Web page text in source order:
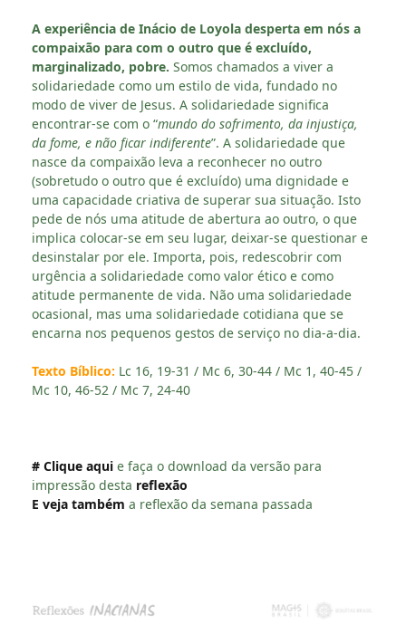
A experiência de Inácio de Loyola desperta em nós a
compaixão para com o outro que é excluído,
marginalizado, pobre. Somos chamados a viver a
solidariedade como um estilo de vida, fundado no
modo de viver de Jesus. A solidariedade significa
encontrar-se com o “mundo do sofrimento, da injustiça,
da fome, e não ficar indiferente”. A solidariedade que
nasce da compaixão leva a reconhecer no outro
(sobretudo o outro que é excluído) uma dignidade e
uma capacidade criativa de superar sua situação. Isto
pede de nós uma atitude de abertura ao outro, o que
implica colocar-se em seu lugar, deixar-se questionar e
desinstalar por ele. Importa, pois, redescobrir com
urgência a solidariedade como valor ético e como
atitude permanente de vida. Não uma solidariedade
ocasional, mas uma solidariedade cotidiana que se
encarna nos pequenos gestos de serviço no dia-a-dia.
Texto Bíblico: Lc 16, 19-31 / Mc 6, 30-44 / Mc 1, 40-45 /
Mc 10, 46-52 / Mc 7, 24-40
# Clique aqui e faça o download da versão para
impressão desta reflexão
E veja também a reflexão da semana passada